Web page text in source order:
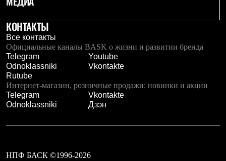
Легкое термобелье
Флисовая одежда
Куртки
Брюки
Детская одежда
Утепленная пухом
Комбинезоны
Куртки
Брюки
Утепленная синтетикой
Комбинезоны
Брюки
Толстовки
КОНТАКТЫ
Все контакты
Официальные каналы BASK о жизни и развитии бренда
Telegram
Youtube
Odnoklassniki
Vkontakte
Rutube
Интернет-магазин, розничные продажи: новинки и акции
Telegram
Vkontakte
Odnoklassniki
Дзэн
НПФ БАСК ©1996-2026